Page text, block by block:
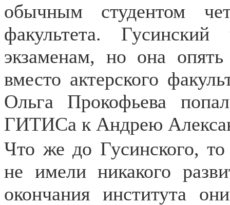
обычным студентом
факультета.
экзаменам, но она
вместо актерского
Ольга Прокофьева
ГИТИСа к Андрею
Что же до Гусинского,
не имели никакого
окончания института